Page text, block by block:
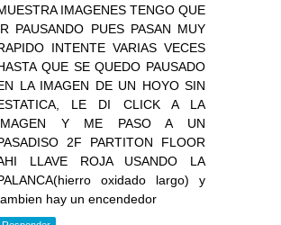
IMAGENES TENGO QUE
PAUSANDO PUES PASAN MUY
INTENTE VARIAS VECES
QUE SE QUEDO PAUSADO
LA IMAGEN DE UN HOYO SIN
LE DI CLICK A LA
Y ME PASO A UN
2F PARTITON FLOOR
LLAVE ROJA USANDO LA
oxidado largo) y
hay un encendedor